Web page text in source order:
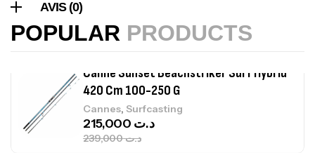
AVIS (0)
POPULAR PRODUCTS
420 Cm 100-250 G
Cannes,Surfcasting
د.ت239,000
د.ت215,000